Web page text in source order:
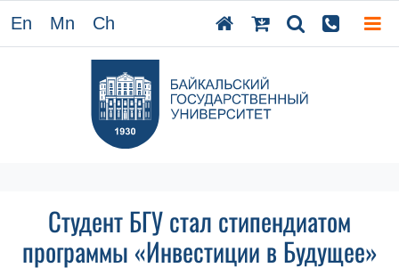
En Mn Ch
Студент БГУ стал стипендиатом
программы «Инвестиции в Будущее»